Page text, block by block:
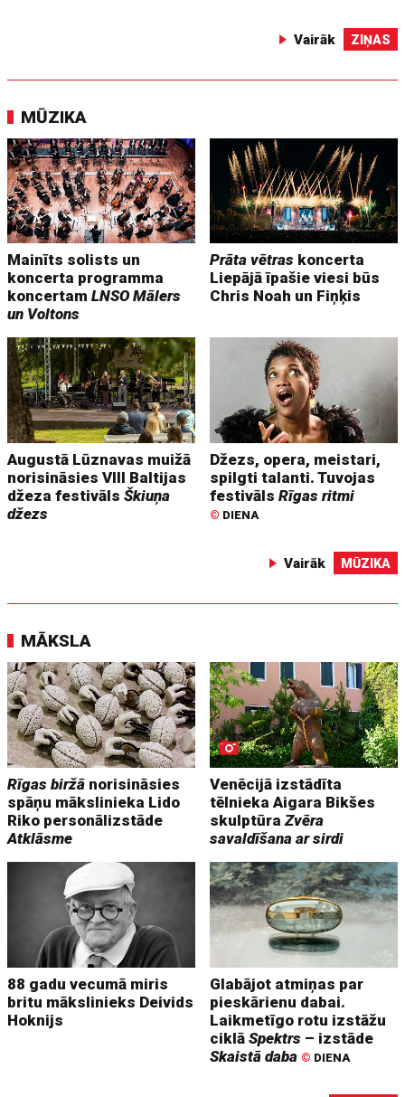
Vairāk ZIŅAS
MŪZIKA
Mainīts solists un
koncerta programma
koncertamLNSO Mālers
un Voltons
Prāta vētras koncerta
Liepājā īpašie viesi būs
Chris Noah un Fiņķis
Augustā Lūznavas muižā
norisināsies VIII Baltijas
džeza festivālsŠkiuņa
džezs
Džezs, opera, meistari,
spilgti talanti. Tuvojas
festivālsRīgas ritmi
© DIENA
Vairāk MŪZIKA
MĀKSLA
Rīgas biržā norisināsies
spāņu mākslinieka Lido
Riko personālizstāde
Atklāsme
Venēcijā izstādīta
tēlnieka Aigara Bikšes
skulptūraZvēra
savaldīšana ar sirdi
88 gadu vecumā miris
britu mākslinieks Deivids
Hoknijs
Glabājot atmiņas par
pieskārienu dabai.
Laikmetīgo rotu izstāžu
ciklāSpektrs – izstāde
Skaistā daba © DIENA